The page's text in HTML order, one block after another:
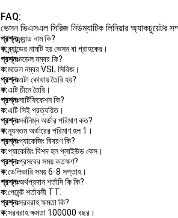
FAQ:
ভেসন ভিএসএল সিরিজ নিউম্যাটিক লিনিয়ার অ্যাকচুয়েটর
প্রশ্নঃব্র্যান্ড নাম কি?
ক:ব্র্যান্ডের নামটি হয় ভেসন বা গ্রাহকের।
প্রশ্নঃমডেল নম্বর কি?
ক:মডেল নম্বর VSL সিরিজ।
প্রশ্নঃএটা কোথায় তৈরি হয়?
ক:এটি চীনে তৈরি।
প্রশ্নঃসার্টিফিকেশন কি?
ক:এটি সিই প্রত্যয়িত।
প্রশ্নঃসর্বনিম্ন অর্ডার পরিমাণ কত?
ক:ন্যূনতম অর্ডারের পরিমাণ হল 1।
প্রশ্নঃপ্যাকেজিং বিবরণ কি?
ক:প্যাকেজিং বিশদ হল প্লাইউড কেস।
প্রশ্নঃপ্রসবের সময় কতক্ষণ?
ক:ডেলিভারি সময় 6-8 সপ্তাহ।
প্রশ্নঃঅর্থপ্রদান শর্তাদি কি কি?
ক:পেমেন্ট শর্তাবলী TT.
প্রশ্নঃসরবরাহ ক্ষমতা কি?
ক:সরবরাহ ক্ষমতা 100000 বছর।